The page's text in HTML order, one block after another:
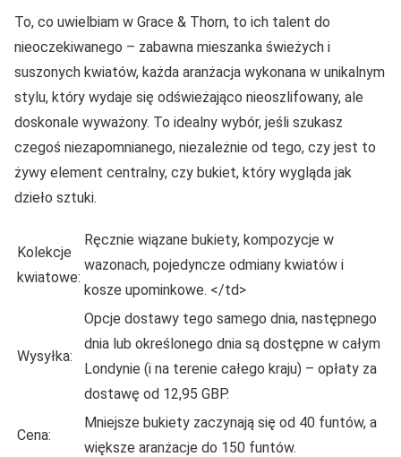
To, co uwielbiam w Grace & Thorn, to ich talent do
nieoczekiwanego – zabawna mieszanka świeżych i
suszonych kwiatów, każda aranżacja wykonana w unikalnym
stylu, który wydaje się odświeżająco nieoszlifowany, ale
doskonale wyważony. To idealny wybór, jeśli szukasz
czegoś niezapomnianego, niezależnie od tego, czy jest to
żywy element centralny, czy bukiet, który wygląda jak
dzieło sztuki.
Kolekcje
kwiatowe:
Ręcznie wiązane bukiety, kompozycje w
wazonach, pojedyncze odmiany kwiatów i
kosze upominkowe. </td>
Wysyłka:
Opcje dostawy tego samego dnia, następnego
dnia lub określonego dnia są dostępne w całym
Londynie (i na terenie całego kraju) – opłaty za
dostawę od 12,95 GBP.
Cena:
Mniejsze bukiety zaczynają się od 40 funtów, a
większe aranżacje do 150 funtów.